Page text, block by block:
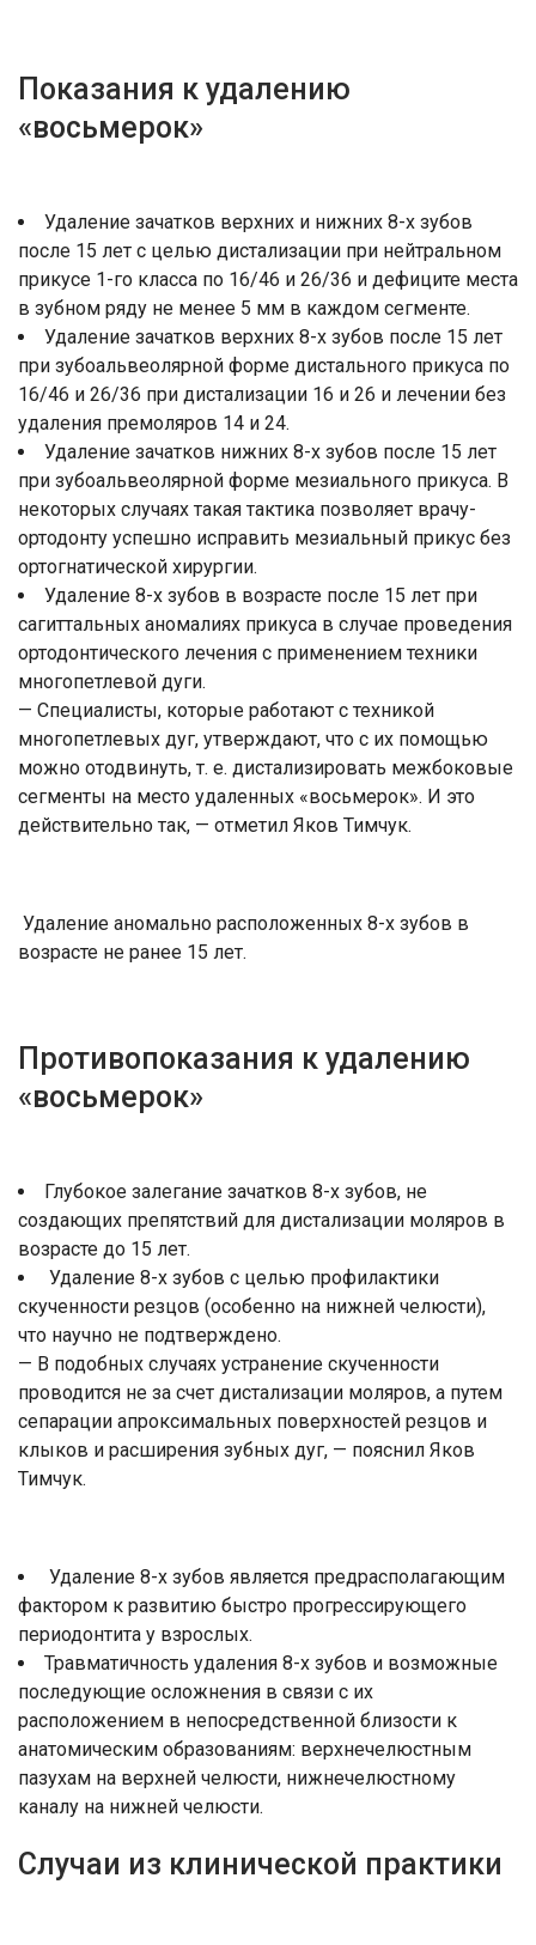
Показания к удалению
«восьмерок»
Удаление зачатков верхних и нижних 8-х зубов
после 15 лет с целью дистализации при нейтральном
прикусе 1-го класса по 16/46 и 26/36 и дефиците места
в зубном ряду не менее 5 мм в каждом сегменте.
Удаление зачатков верхних 8-х зубов после 15 лет
при зубоальвеолярной форме дистального прикуса по
16/46 и 26/36 при дистализации 16 и 26 и лечении без
удаления премоляров 14 и 24.
Удаление зачатков нижних 8-х зубов после 15 лет
при зубоальвеолярной форме мезиального прикуса. В
некоторых случаях такая тактика позволяет врачу-
ортодонту успешно исправить мезиальный прикус без
ортогнатической хирургии.
Удаление 8-х зубов в возрасте после 15 лет при
сагиттальных аномалиях прикуса в случае проведения
ортодонтического лечения с применением техники
многопетлевой дуги.
— Специалисты, которые работают с техникой
многопетлевых дуг, утверждают, что с их помощью
можно отодвинуть, т. е. дистализировать межбоковые
сегменты на место удаленных «восьмерок». И это
действительно так, — отметил Яков Тимчук.
Удаление аномально расположенных 8-х зубов в
возрасте не ранее 15 лет.
Противопоказания к удалению
«восьмерок»
Глубокое залегание зачатков 8-х зубов, не
создающих препятствий для дистализации моляров в
возрасте до 15 лет.
Удаление 8-х зубов с целью профилактики
скученности резцов (особенно на нижней челюсти),
что научно не подтверждено.
— В подобных случаях устранение скученности
проводится не за счет дистализации моляров, а путем
сепарации апроксимальных поверхностей резцов и
клыков и расширения зубных дуг, — пояснил Яков
Тимчук.
Удаление 8-х зубов является предрасполагающим
фактором к развитию быстро прогрессирующего
периодонтита у взрослых.
Травматичность удаления 8-х зубов и возможные
последующие осложнения в связи с их
расположением в непосредственной близости к
анатомическим образованиям: верхнечелюстным
пазухам на верхней челюсти, нижнечелюстному
каналу на нижней челюсти.
Случаи из клинической практики